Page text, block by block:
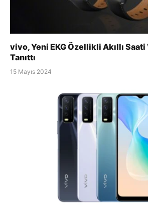
vivo, Yeni EKG Özellikli Akıllı Saati
Tanıttı
15 Mayıs 2024